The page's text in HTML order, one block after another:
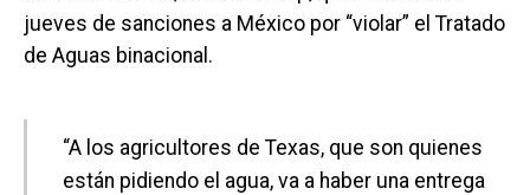
jueves de sanciones a México por “violar” el Tratado
de Aguas binacional.
“A los agricultores de Texas, que son quienes
están pidiendo el agua, va a haber una entrega